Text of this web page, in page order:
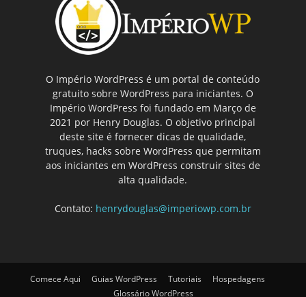
O Império WordPress é um portal de conteúdo
gratuito sobre WordPress para iniciantes. O
Império WordPress foi fundado em Março de
2021 por Henry Douglas. O objetivo principal
deste site é fornecer dicas de qualidade,
truques, hacks sobre WordPress que permitam
aos iniciantes em WordPress construir sites de
alta qualidade.
Contato: henrydouglas@imperiowp.com.br
Comece Aqui Guias WordPress Tutoriais
Hospedagens
Glossário WordPress